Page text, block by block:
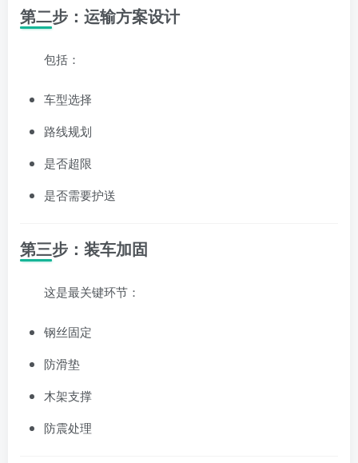
第二步：运输方案设计
包括：
车型选择
路线规划
是否超限
是否需要护送
第三步：装车加固
这是最关键环节：
钢丝固定
防滑垫
木架支撑
防震处理